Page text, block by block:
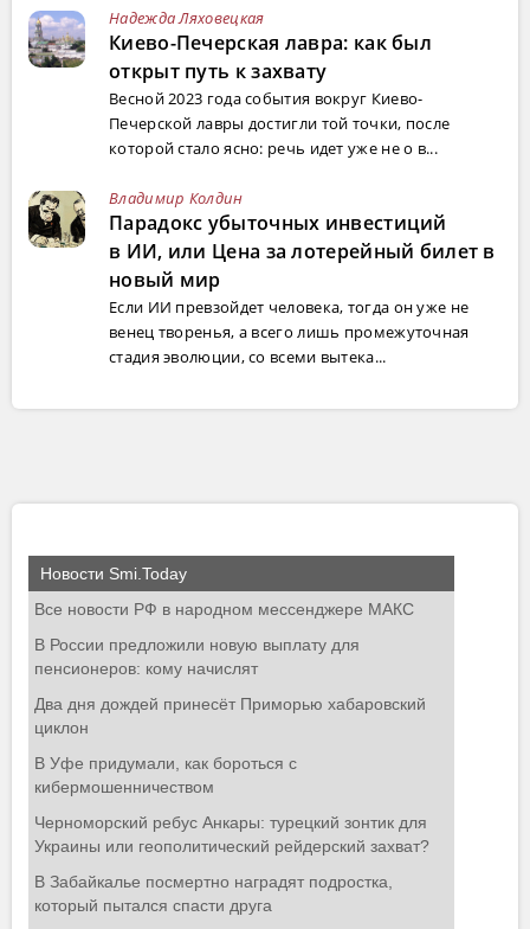
Надежда Ляховецкая
Киево-Печерская лавра: как был
открыт путь к захвату
Весной 2023 года события вокруг Киево-
Печерской лавры достигли той точки, после
которой стало ясно: речь идет уже не о в...
Владимир Колдин
Парадокс убыточных инвестиций
в ИИ, или Цена за лотерейный билет в
новый мир
Если ИИ превзойдет человека, тогда он уже не
венец творенья, а всего лишь промежуточная
стадия эволюции, со всеми вытека...